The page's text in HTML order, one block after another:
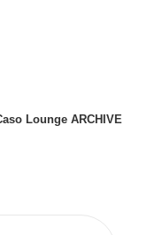
Lounge ARCHIVE